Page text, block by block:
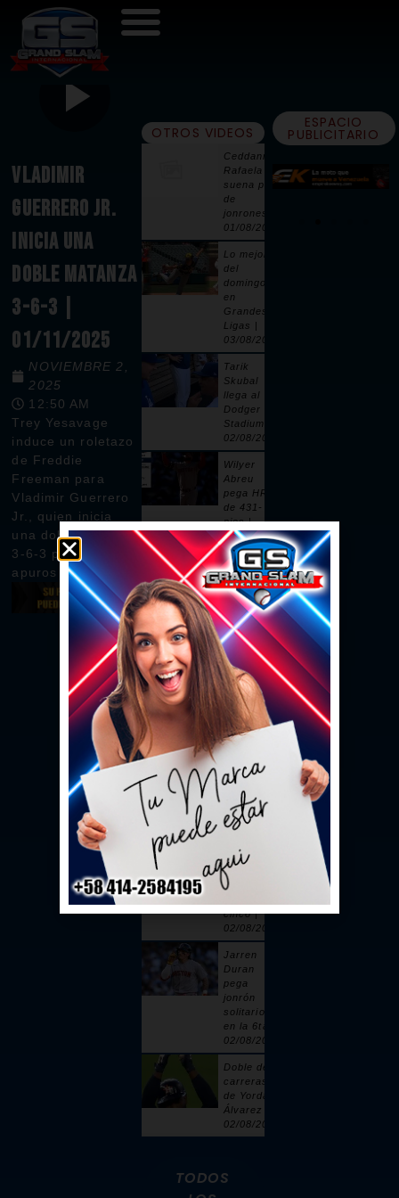
VLADIMIR
GUERRERO JR.
INICIA UNA
DOBLE MATANZA
3-6-3 |
01/11/2025
NOVIEMBRE 2,
2025
12:50 AM
Trey Yesavage
induce un roletazo
de Freddie
Freeman para
Vladimir Guerrero
Jr., quien inicia
una doble matanza
3-6-3 para salir de
apuros en la 7ma
OTROS VIDEOS
Ceddanne
Rafaela
suena par
de
jonrones |
01/08/2026
Lo mejor
del
domingo
en
Grandes
Ligas |
03/08/2026
Tarik
Skubal
llega al
Dodger
Stadium |
02/08/2026
Wilyer
Abreu
pega HR
de 431-
pies |
02/08/2026
Pages
remolca
dos con
sencillo |
02/08/2026
Ceddanne
Rafaela
pega HR
solitario
en la 3ra |
02/08/2026
Se vacían
por un
intento de
toque |
02/08/2026
Alcántara
cuelga 6
ceros y
cinco |
02/08/2026
Jarren
Duran
pega
jonrón
solitario
en la 6ta |
02/08/2026
Doble de 2
carreras
de Yordan
Álvarez |
02/08/2026
TODOS
ESPACIO
PUBLICITARIO